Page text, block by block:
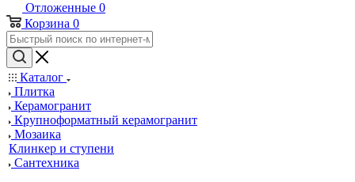
Отложенные 0
Корзина 0
Каталог
Плитка
Керамогранит
Крупноформатный керамогранит
Мозаика
Клинкер и ступени
Сантехника